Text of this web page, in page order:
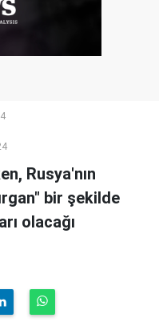
Rusya'nın
bir şekilde
olacağı